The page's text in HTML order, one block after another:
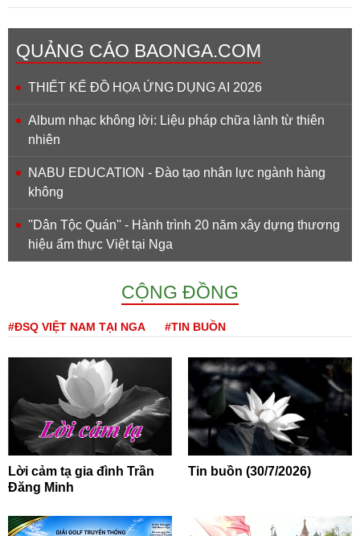
QUẢNG CÁO BAONGA.COM
THIẾT KẾ ĐỒ HỌA ỨNG DỤNG AI 2026
Album nhạc không lời: Liệu pháp chữa lành từ thiên
nhiên
NABU EDUCATION - Đào tạo nhân lực ngành hàng
không
''Dân Tộc Quán'' - Hành trình 20 năm xây dựng thương
hiệu ẩm thực Việt tại Nga
CỘNG ĐỒNG
#ĐSQ VIỆT NAM TẠI NGA #TIN BUỒN
Lời cảm tạ gia đình Trần
Đăng Minh
Tin buồn (30/7/2026)